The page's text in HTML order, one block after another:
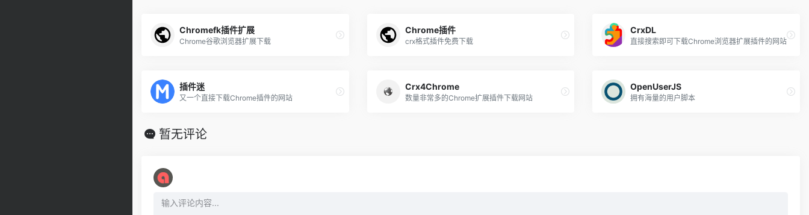
Chromefk插件扩展
Chrome谷歌浏览器扩展下载
Chrome插件
crx格式插件免费下载
CrxDL
直接搜索即可下载Chrome浏览器扩展插件的网站
插件迷
又一个直接下载Chrome插件的网站
Crx4Chrome
数量非常多的Chrome扩展插件下载网站
OpenUserJS
拥有海量的用户脚本
暂无评论